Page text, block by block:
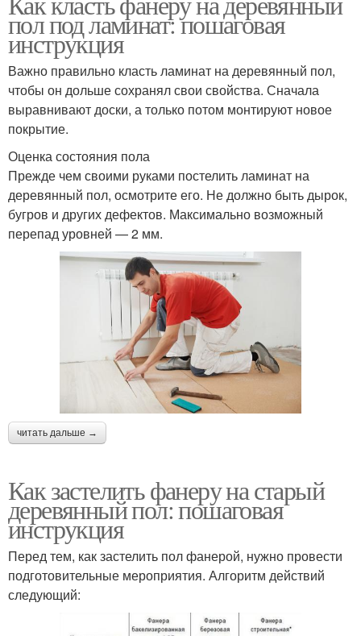
пол под ламинат: пошаговая
инструкция
Важно правильно класть ламинат на деревянный пол,
чтобы он дольше сохранял свои свойства. Сначала
выравнивают доски, а только потом монтируют новое
покрытие.
Оценка состояния пола
Прежде чем своими руками постелить ламинат на
деревянный пол, осмотрите его. Не должно быть дырок,
бугров и других дефектов. Максимально возможный
перепад уровней — 2 мм.
читать дальше →
Как застелить фанеру на старый
деревянный пол: пошаговая
инструкция
Перед тем, как застелить пол фанерой, нужно провести
подготовительные мероприятия. Алгоритм действий
следующий: